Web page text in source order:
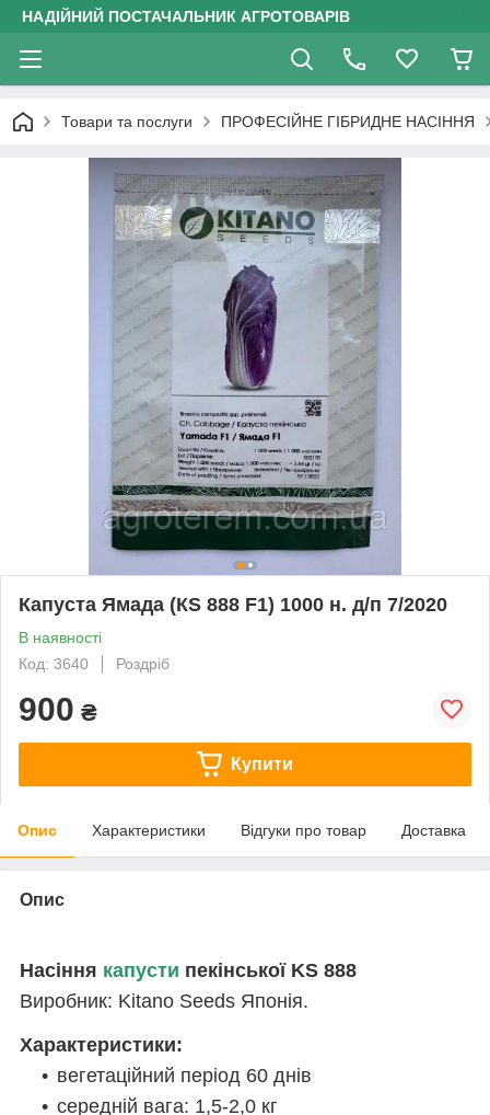
НАДІЙНИЙ ПОСТАЧАЛЬНИК АГРОТОВАРІВ
Товари та послуги ПРОФЕСІЙНЕ ГІБРИДНЕ НАСІННЯ
Капуста Ямада (КЅ 888 F1) 1000 н. д/п 7/2020
В наявності
Код: 3640
Роздріб
900 ₴
Купити
Опис Характеристики Відгуки про товар Доставка
Опис
Насіння капусти пекінської KS 888
Виробник: Kitano Seeds Японія.
Характеристики:
вегетаційний період 60 днів
середній вага: 1,5-2,0 кг